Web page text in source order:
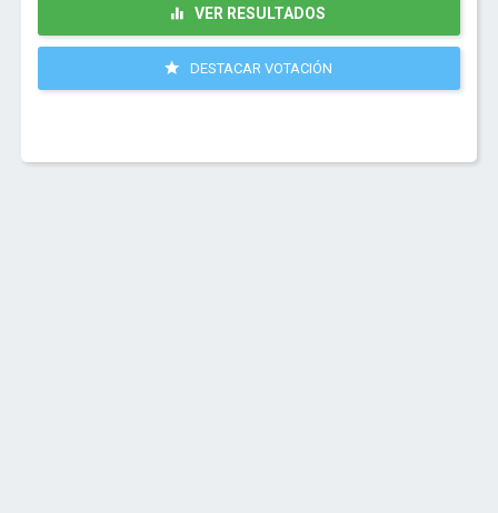
VER RESULTADOS
DESTACAR VOTACIÓN